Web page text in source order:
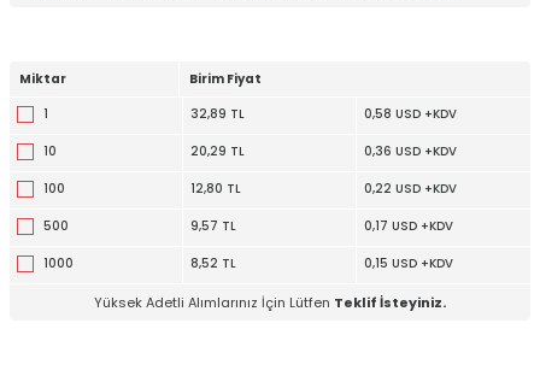
Miktar
Birim Fiyat
1
32,89 TL 0,58 USD +KDV
10 20,29 TL 0,36 USD +KDV
100 12,80 TL 0,22 USD +KDV
500 9,57 TL 0,17 USD +KDV
1000 8,52 TL 0,15 USD +KDV
Yüksek Adetli Alımlarınız İçin Lütfen Teklif İsteyiniz.